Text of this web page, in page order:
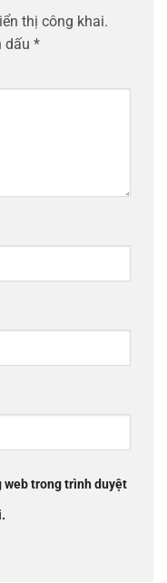
thị công khai.
dấu *
web trong trình duyệt